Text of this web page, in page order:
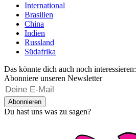
International
Brasilien
China
Indien
Russland
Südafrika
Das könnte dich auch noch interessieren:
Abonniere unseren Newsletter
Abonnieren
Du hast uns was zu sagen?